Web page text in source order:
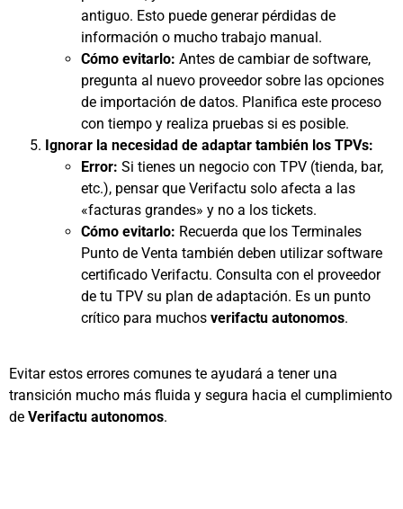
antiguo. Esto puede generar pérdidas de
información o mucho trabajo manual.
Cómo evitarlo: Antes de cambiar de software,
pregunta al nuevo proveedor sobre las opciones
de importación de datos. Planifica este proceso
con tiempo y realiza pruebas si es posible.
Ignorar la necesidad de adaptar también los TPVs:
Error: Si tienes un negocio con TPV (tienda, bar,
etc.), pensar que Verifactu solo afecta a las
«facturas grandes» y no a los tickets.
Cómo evitarlo: Recuerda que los Terminales
Punto de Venta también deben utilizar software
certificado Verifactu. Consulta con el proveedor
de tu TPV su plan de adaptación. Es un punto
crítico para muchos verifactu autonomos.
Evitar estos errores comunes te ayudará a tener una
transición mucho más fluida y segura hacia el cumplimiento
de Verifactu autonomos.